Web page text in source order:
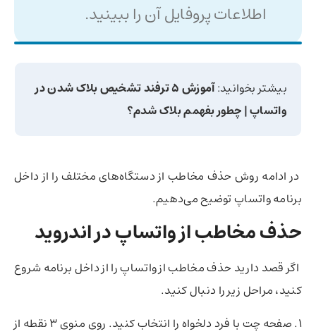
اطلاعات پروفایل آن را ببینید.
بیشتر بخوانید:
آموزش 5 ترفند تشخیص بلاک شدن در
واتساپ | چطور بفهمم بلاک شدم؟
در ادامه روش حذف مخاطب از دستگاه‌های مختلف را از داخل
برنامه واتساپ توضیح می‌دهیم.
حذف مخاطب از واتساپ در اندروید
اگر قصد دارید حذف مخاطب از واتساپ را از داخل برنامه شروع
کنید، مراحل زیر را دنبال کنید.
۱. صفحه چت با فرد دلخواه را انتخاب کنید. روی منوی ۳ نقطه از